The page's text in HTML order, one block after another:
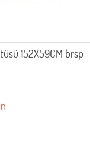
152X59CM brsp-